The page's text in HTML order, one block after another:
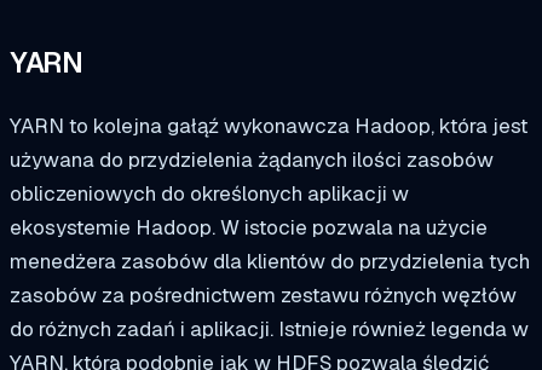
YARN
YARN to kolejna gałąź wykonawcza Hadoop, która jest
używana do przydzielenia żądanych ilości zasobów
obliczeniowych do określonych aplikacji w
ekosystemie Hadoop. W istocie pozwala na użycie
menedżera zasobów dla klientów do przydzielenia tych
zasobów za pośrednictwem zestawu różnych węzłów
do różnych zadań i aplikacji. Istnieje również legenda w
YARN, która podobnie jak w HDFS pozwala śledzić